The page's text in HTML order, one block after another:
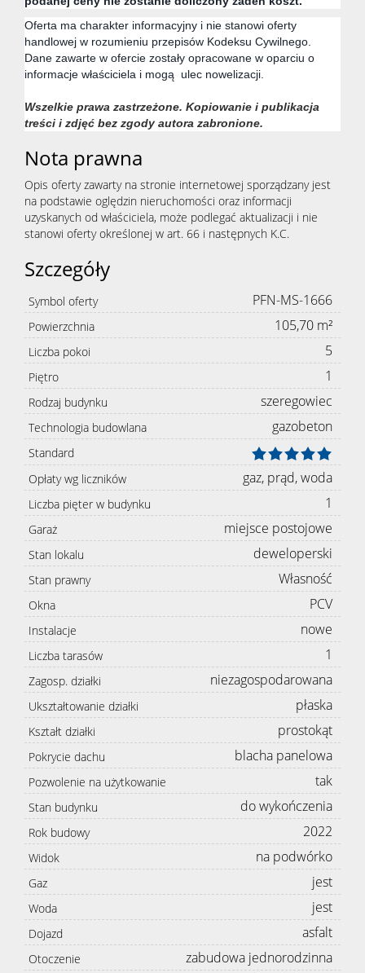
Oferta ma charakter informacyjny i nie stanowi oferty
handlowej w rozumieniu przepisów Kodeksu Cywilnego.
Dane zawarte w ofercie zostały opracowane w oparciu o
informacje właściciela i mogą ulec nowelizacji.
Wszelkie prawa zastrzeżone. Kopiowanie i publikacja
treści i zdjęć bez zgody autora zabronione.
Nota prawna
Opis oferty zawarty na stronie internetowej sporządzany jest
na podstawie oględzin nieruchomości oraz informacji
uzyskanych od właściciela, może podlegać aktualizacji i nie
stanowi oferty określonej w art. 66 i następnych K.C.
Szczegóły
Symbol oferty PFN-MS-1666
Powierzchnia 105,70 m²
Liczba pokoi 5
Piętro 1
Rodzaj budynku szeregowiec
Technologia budowlana gazobeton
Standard
Opłaty wg liczników
gaz, prąd, woda
Liczba pięter w budynku 1
Garaż miejsce postojowe
Stan lokalu deweloperski
Stan prawny Własność
Okna PCV
Instalacje nowe
Liczba tarasów 1
Zagosp. działki niezagospodarowana
Ukształtowanie działki płaska
Kształt działki prostokąt
Pokrycie dachu blacha panelowa
Pozwolenie na użytkowanie tak
Stan budynku do wykończenia
Rok budowy 2022
Widok na podwórko
Gaz jest
Woda jest
Dojazd asfalt
Otoczenie zabudowa jednorodzinna